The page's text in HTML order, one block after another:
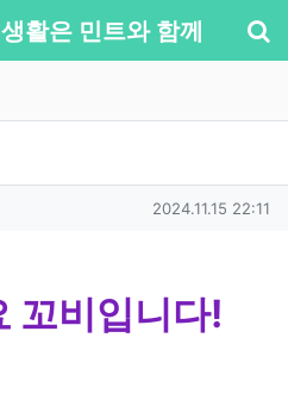
활은 민트와 함께
작성일
2024.11.15 22:11
꼬비입니다!